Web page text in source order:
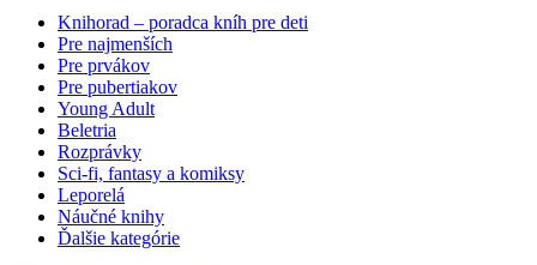
Knihorad – poradca kníh pre deti
Pre najmenších
Pre prvákov
Pre pubertiakov
Young Adult
Beletria
Rozprávky
Sci-fi, fantasy a komiksy
Leporelá
Náučné knihy
Ďalšie kategórie